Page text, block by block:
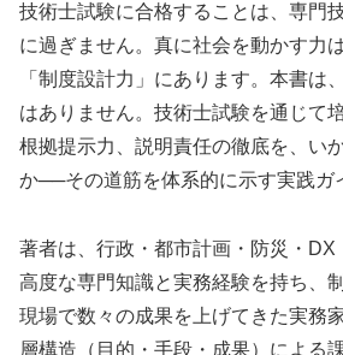
技術士試験に合格することは、専門
に過ぎません。真に社会を動かす力
「制度設計力」にあります。本書は
はありません。技術士試験を通じて
根拠提示力、説明責任の徹底を、い
か──その道筋を体系的に示す実践ガ
著者は、行政・都市計画・防災・DX
高度な専門知識と実務経験を持ち、
現場で数々の成果を上げてきた実務
層構造（目的・手段・成果）による